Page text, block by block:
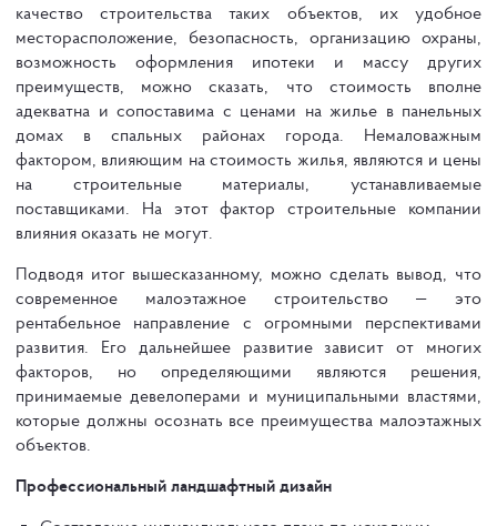
качество строительства таких объектов, их удобное
месторасположение, безопасность, организацию охраны,
возможность оформления ипотеки и массу других
преимуществ, можно сказать, что стоимость вполне
адекватна и сопоставима с ценами на жилье в панельных
домах в спальных районах города. Немаловажным
фактором, влияющим на стоимость жилья, являются и цены
на строительные материалы, устанавливаемые
поставщиками. На этот фактор строительные компании
влияния оказать не могут.
Подводя итог вышесказанному, можно сделать вывод, что
современное малоэтажное строительство — это
рентабельное направление с огромными перспективами
развития. Его дальнейшее развитие зависит от многих
факторов, но определяющими являются решения,
принимаемые девелоперами и муниципальными властями,
которые должны осознать все преимущества малоэтажных
объектов.
Профессиональный ландшафтный дизайн